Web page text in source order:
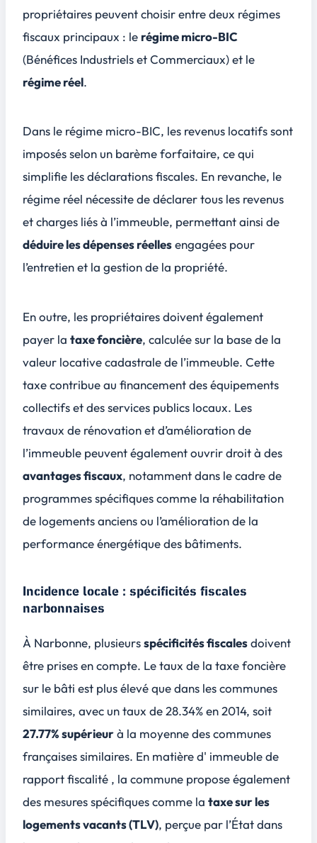
propriétaires peuvent choisir entre deux régimes
fiscaux principaux : le régime micro-BIC
(Bénéfices Industriels et Commerciaux) et le
régime réel.
Dans le régime micro-BIC, les revenus locatifs sont
imposés selon un barème forfaitaire, ce qui
simplifie les déclarations fiscales. En revanche, le
régime réel nécessite de déclarer tous les revenus
et charges liés à l’immeuble, permettant ainsi de
déduire les dépenses réellesengagées pour
l’entretien et la gestion de la propriété.
En outre, les propriétaires doivent également
payer la taxe foncière, calculée sur la base de la
valeur locative cadastrale de l’immeuble. Cette
taxe contribue au financement deséquipements
collectifset desservices publics locaux. Les
travaux de rénovation et d’amélioration de
l’immeuble peuvent également ouvrir droit à des
avantages fiscaux, notamment dans le cadre de
programmes spécifiques comme la réhabilitation
de logements anciens ou l’amélioration de la
performance énergétiquedes bâtiments.
Incidence locale : spécificités fiscales
narbonnaises
À Narbonne, plusieursspécificités fiscalesdoivent
être prises en compte. Le taux de la taxe foncière
sur le bâti est plus élevé que dans les communes
similaires, avec un taux de 28.34% en 2014, soit
27.77% supérieurà la moyenne des communes
françaises similaires. En matière d' immeuble de
rapport fiscalité , la commune propose également
des mesures spécifiques comme la taxe sur les
logements vacants (TLV), perçue par l’État dans